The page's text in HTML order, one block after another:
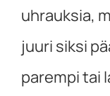
uhrauksia,
juuri siksi
parempi tai